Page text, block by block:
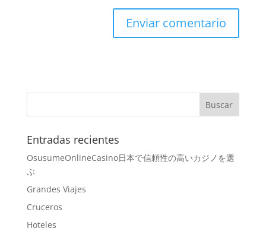
Entradas recientes
OsusumeOnlineCasino日本で信頼性の高いカジノを選
ぶ
Grandes Viajes
Cruceros
Hoteles